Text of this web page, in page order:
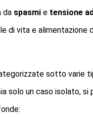
da spasmi e tensione
di vita e
sotto varie
solo un caso isolato, si